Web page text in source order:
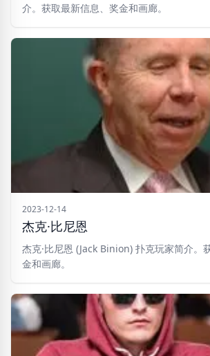
介。获取最新信息、奖金和画廊。
2023-12-14
杰克·比尼恩
杰克·比尼恩 (Jack Binion) 扑克玩家简介。
金和画廊。